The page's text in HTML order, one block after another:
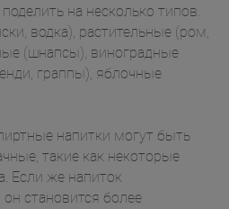
на несколько типов.
водка), растительные (ром,
(шнапсы), виноградные
граппы), яблочные
напитки могут быть
такие как некоторые
Если же напиток
становится более